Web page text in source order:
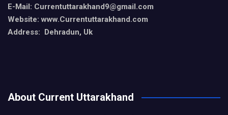
E-Mail: Currentuttarakhand9@gmail.com
Website: www.Currentuttarakhand.com
Address: Dehradun, Uk
About Current Uttarakhand